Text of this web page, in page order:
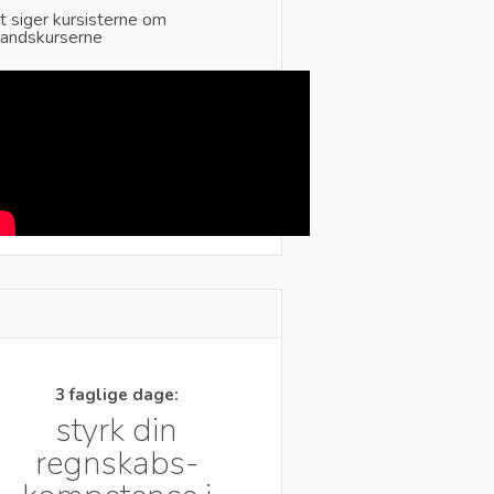
siger kursisterne om
3 faglige dage:
styrk din
regnskabs-